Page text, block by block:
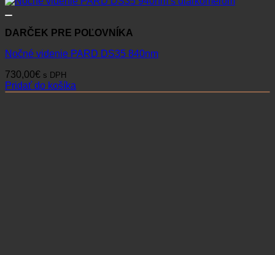
DARČEK PRE POĽOVNÍKA
Nočné videnie PARD DS35 840nm
730,00€ s DPH
Pridať do košíka